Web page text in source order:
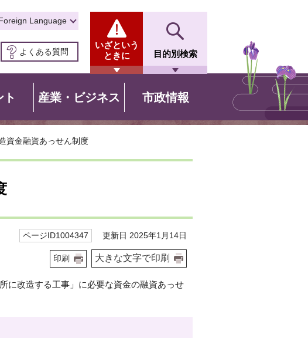
Language
よくある質問
いざという
ときに
目的別検索
ト 産業・ビジネス 市政情報
資金融資あっせん制度
ページID1004347 更新日 2025年1月14日
印刷 大きな文字で印刷
に改造する工事」に必要な資金の融資あっせ